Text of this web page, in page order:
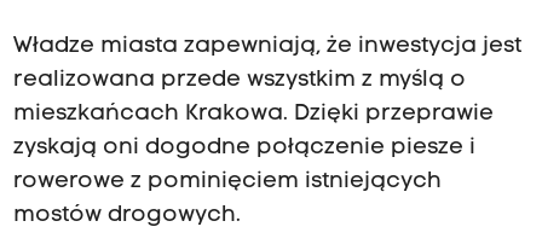
Władze miasta zapewniają, że inwestycja jest
realizowana przede wszystkim z myślą o
mieszkańcach Krakowa. Dzięki przeprawie
zyskają oni dogodne połączenie piesze i
rowerowe z pominięciem istniejących
mostów drogowych.